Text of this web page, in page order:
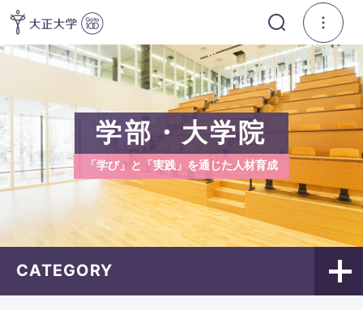
学部・大学院
「学び」と「実践」を通じた人材育成
CATEGORY